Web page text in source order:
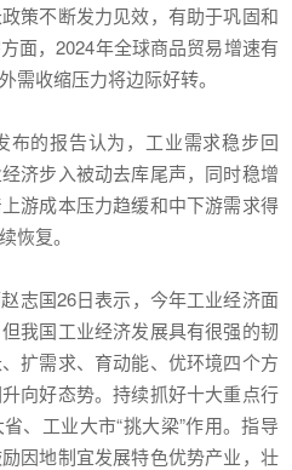
策不断发力见效，有助于巩固和
面，2024年全球商品贸易增速有
需收缩压力将边际好转。
布的报告认为，工业需求稳步回
济步入被动去库尾声，同时稳增
游成本压力趋缓和中下游需求得
恢复。
志国26日表示，今年工业经济面
我国工业经济发展具有很强的韧
扩需求、育动能、优环境四个方
向好态势。持续抓好十大重点行
、工业大市“挑大梁”作用。指导
因地制宜发展特色优势产业，壮